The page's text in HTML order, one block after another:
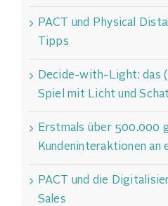
PACT und Physical
Tipps
Decide-with-Light: das
Spiel mit Licht und
Erstmals über 500.000
Kundeninteraktionen an
PACT und die
Sales